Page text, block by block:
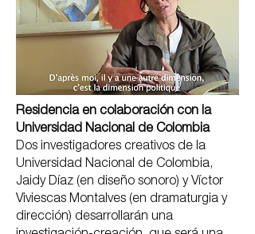
Residencia en colaboración con la
Universidad Nacional de Colombia
Dos investigadores creativos de la
Universidad Nacional de Colombia,
Jaidy Díaz (en diseño sonoro) y Víctor
Viviescas Montalves (en dramaturgia y
dirección) desarrollarán una